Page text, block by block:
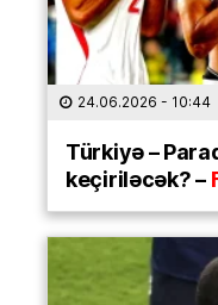
24.06.2026 - 10:44
Türkiyə –
keçiriləcək? –